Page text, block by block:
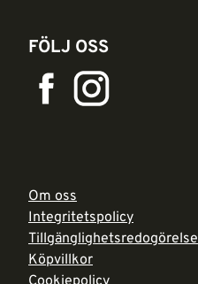
FÖLJ OSS
Om oss
Integritetspolicy
Tillgänglighetsredogörelse
Köpvillkor